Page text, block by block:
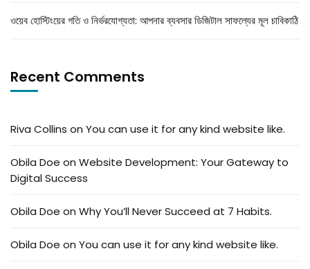
ওয়েব হোস্টিংয়ের গতি ও নির্ভরযোগ্যতা: আপনার ব্যবসার ডিজিটাল সাফল্যের মূল চাবিকাঠি
Recent Comments
Riva Collins on You can use it for any kind website like.
Obila Doe on Website Development: Your Gateway to
Digital Success
Obila Doe on Why You’ll Never Succeed at 7 Habits.
Obila Doe on You can use it for any kind website like.